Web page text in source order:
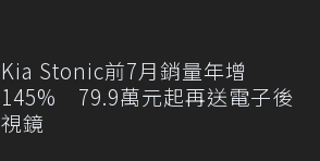
Kia Stonic前7月銷量年增
145% 79.9萬元起再送電子後
視鏡